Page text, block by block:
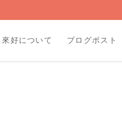
來好について ブログポスト